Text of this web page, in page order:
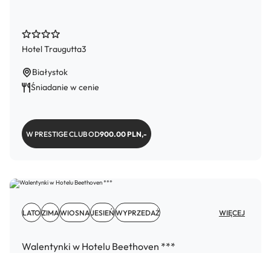
Hotel Traugutta3
Białystok
Śniadanie w cenie
W PRESTIGE CLUB OD900.00 PLN,-
Walentynki w Hotelu Beethoven ***
LATOZIMAWIOSNAJESIEŃWYPRZEDAŻ WIĘCEJ